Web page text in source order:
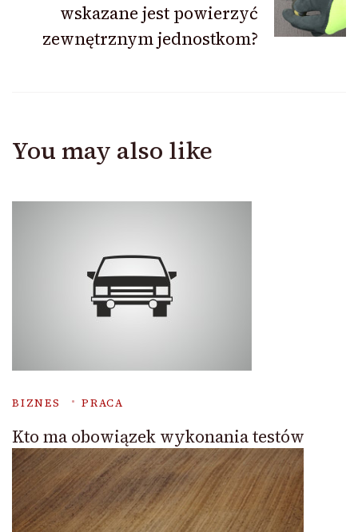
wskazane jest powierzyć
zewnętrznym jednostkom?
You may also like
BIZNES PRACA
Kto ma obowiązek wykonania testów